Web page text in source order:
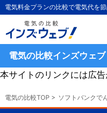
電気料金プランの比較で電気代を節
電気の比較インズウェブ
本サイトのリンクには広
電気の比較TOP > ソフトバンクで